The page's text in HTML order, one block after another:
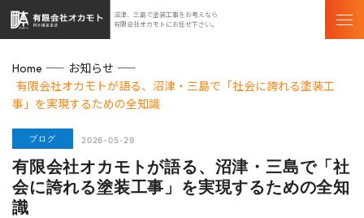
沼津、三島で塗装工事をお考えなら
有限会社オカモトにお任せ下さい。
Home
お知らせ
有限会社オカモトが語る、沼津・三島で「社会に誇れる塗装工
事」を実現するための全知識
ブログ 2026-05-29
有限会社オカモトが語る、沼津・三島で「社
会に誇れる塗装工事」を実現するための全知
識